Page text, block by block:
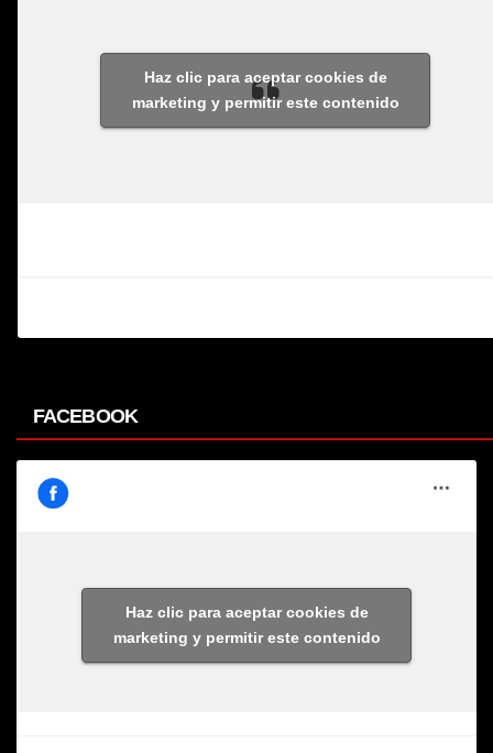
Haz clic para aceptar cookies de
marketing y permitir este contenido
FACEBOOK
Haz clic para aceptar cookies de
marketing y permitir este contenido